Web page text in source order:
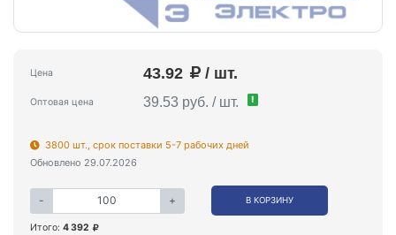
Цена 43.92 / шт.
Оптовая цена 39.53 руб. / шт. !
3800 шт., срок поставки 5-7 рабочих дней
Обновлено 29.07.2026
- + В КОРЗИНУ
Итого: 4 392